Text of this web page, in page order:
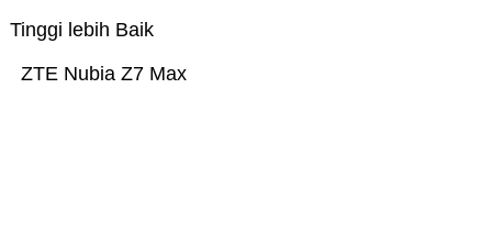
Tinggi lebih Baik
ZTE Nubia Z7 Max